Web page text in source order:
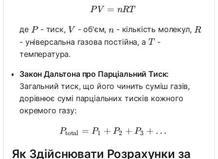
PV = nRT
PV = nRT
де P
P- тиск, V
V - об'єм,n
n - кількість молекул, R
R
- універсальна газова постійна, а T
T -
температура.
Закон Дальтона про Парціальний Тиск:
Загальний тиск, що його чинить суміш газів,
дорівнює сумі парціальних тисків кожного
окремого газу:
P_{\text{total}} = P_1
Ptotal = P1 + P2 + P3 + …
Як Здійснювати Розрахунки за